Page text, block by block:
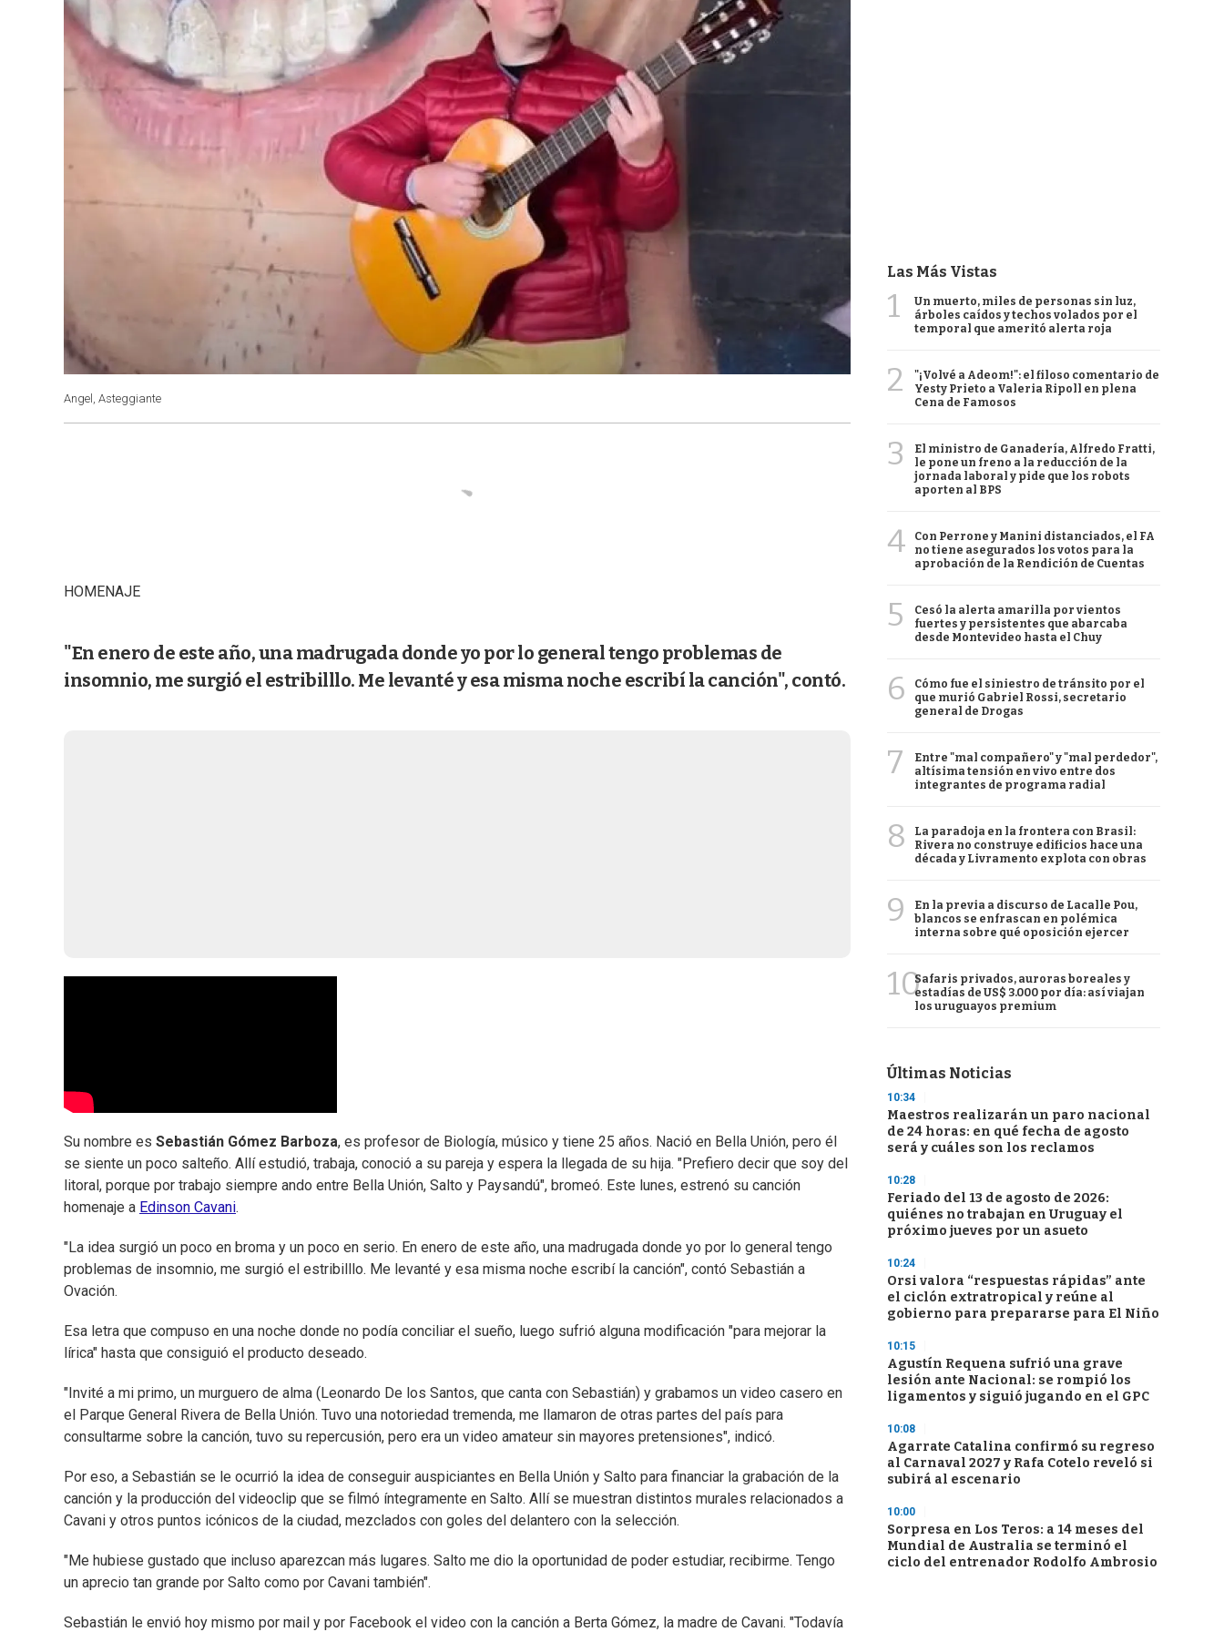
Angel, Asteggiante
HOMENAJE
"En enero de este año, una madrugada donde yo por lo general tengo problemas de
insomnio, me surgió el estribilllo. Me levanté y esa misma noche escribí la canción", contó.
Su nombre es Sebastián Gómez Barboza, es profesor de Biología, músico y tiene 25 años. Nació en Bella Unión, pero él
se siente un poco salteño. Allí estudió, trabaja, conoció a su pareja y espera la llegada de su hija. "Prefiero decir que soy del
litoral, porque por trabajo siempre ando entre Bella Unión, Salto y Paysandú", bromeó. Este lunes, estrenó su canción
homenaje a Edinson Cavani.
"La idea surgió un poco en broma y un poco en serio. En enero de este año, una madrugada donde yo por lo general tengo
problemas de insomnio, me surgió el estribilllo. Me levanté y esa misma noche escribí la canción", contó Sebastián a
Ovación.
Esa letra que compuso en una noche donde no podía conciliar el sueño, luego sufrió alguna modificación "para mejorar la
lírica" hasta que consiguió el producto deseado.
"Invité a mi primo, un murguero de alma (Leonardo De los Santos, que canta con Sebastián) y grabamos un video casero en
el Parque General Rivera de Bella Unión. Tuvo una notoriedad tremenda, me llamaron de otras partes del país para
consultarme sobre la canción, tuvo su repercusión, pero era un video amateur sin mayores pretensiones", indicó.
Por eso, a Sebastián se le ocurrió la idea de conseguir auspiciantes en Bella Unión y Salto para financiar la grabación de la
canción y la producción del videoclip que se filmó íntegramente en Salto. Allí se muestran distintos murales relacionados a
Cavani y otros puntos icónicos de la ciudad, mezclados con goles del delantero con la selección.
"Me hubiese gustado que incluso aparezcan más lugares. Salto me dio la oportunidad de poder estudiar, recibirme. Tengo
un aprecio tan grande por Salto como por Cavani también".
Sebastián le envió hoy mismo por mail y por Facebook el video con la canción a Berta Gómez, la madre de Cavani. "Todavía
Las Más Vistas
1
Un muerto, miles de personas sin luz,
árboles caídos y techos volados por el
temporal que ameritó alerta roja
2
"¡Volvé a Adeom!": el filoso comentario de
Yesty Prieto a Valeria Ripoll en plena
Cena de Famosos
3
El ministro de Ganadería, Alfredo Fratti,
le pone un freno a la reducción de la
jornada laboral y pide que los robots
aporten al BPS
4
Con Perrone y Manini distanciados, el FA
no tiene asegurados los votos para la
aprobación de la Rendición de Cuentas
5
Cesó la alerta amarilla por vientos
fuertes y persistentes que abarcaba
desde Montevideo hasta el Chuy
6
Cómo fue el siniestro de tránsito por el
que murió Gabriel Rossi, secretario
general de Drogas
7
Entre "mal compañero" y "mal perdedor",
altísima tensión en vivo entre dos
integrantes de programa radial
8
La paradoja en la frontera con Brasil:
Rivera no construye edificios hace una
década y Livramento explota con obras
9
En la previa a discurso de Lacalle Pou,
blancos se enfrascan en polémica
interna sobre qué oposición ejercer
10Safaris privados, auroras boreales y
estadías de US$ 3.000 por día: así viajan
los uruguayos premium
Últimas Noticias
10:34
Maestros realizarán un paro nacional
de 24 horas: en qué fecha de agosto
será y cuáles son los reclamos
10:28
Feriado del 13 de agosto de 2026:
quiénes no trabajan en Uruguay el
próximo jueves por un asueto
10:24
Orsi valora “respuestas rápidas” ante
el ciclón extratropical y reúne al
gobierno para prepararse para El Niño
10:15
Agustín Requena sufrió una grave
lesión ante Nacional: se rompió los
ligamentos y siguió jugando en el GPC
10:08
Agarrate Catalina confirmó su regreso
al Carnaval 2027 y Rafa Cotelo reveló si
subirá al escenario
10:00
Sorpresa en Los Teros: a 14 meses del
Mundial de Australia se terminó el
ciclo del entrenador Rodolfo Ambrosio